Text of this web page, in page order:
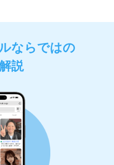
ならではの
説